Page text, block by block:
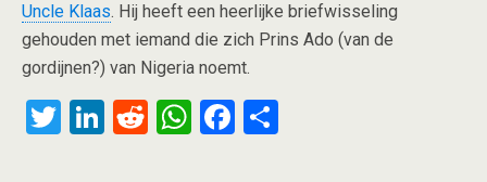
Uncle Klaas. Hij heeft een heerlijke briefwisseling
gehouden met iemand die zich Prins Ado (van de
gordijnen?) van Nigeria noemt.
T
Li
R
W F